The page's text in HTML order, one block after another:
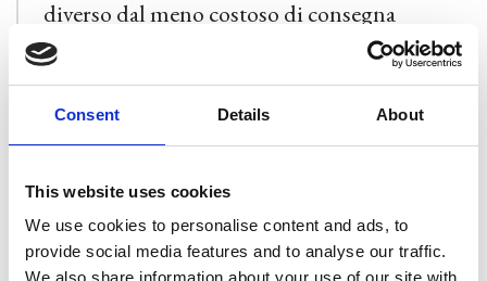
Consent Details About
This website uses cookies
We use cookies to personalise content and ads, to
provide social media features and to analyse our traffic.
We also share information about your use of our site with
diverso dal meno costoso di consegna
standard da noi offerto) senza indebito
ritardo ed in ogni caso non oltre 14 giorni
dal giorno in cui siamo informati della Sua
decisione di recedere dal contratto. Il
ricevimento dei Prodotti. Detti rimborsi
saranno effettuati utilizzando lo stesso
mezzo di pagamento da Lei usato per la